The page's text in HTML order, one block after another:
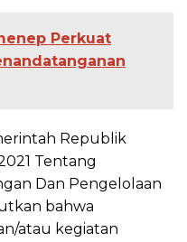
Perkuat
Republik
Tentang
Dan Pengelolaan
bahwa
atau kegiatan